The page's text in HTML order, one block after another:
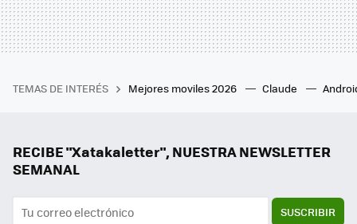
TEMAS DE INTERÉS Mejores moviles 2026 Claude
RECIBE "Xatakaletter", NUESTRA NEWSLETTER
SEMANAL
SUSCRIBIR